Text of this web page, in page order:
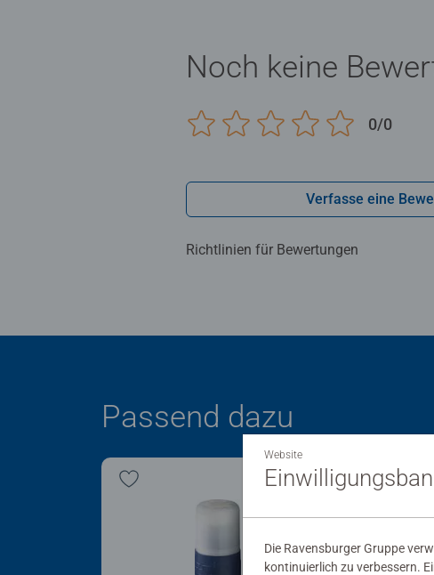
Noch keine
0/0
Verfasse eine
Richtlinien für Bewertungen
Passend dazu
Website
Die Ravensburger Gruppe
kontinuierlich zu verbessern.